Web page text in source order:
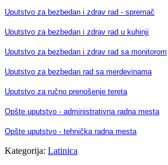
Uputstvo za bezbedan i zdrav rad - spremač
Uputstvo za bezbedan i zdrav rad u kuhinji
Uputstvo za bezbedan i zdrav rad sa monitorom
Uputstvo za bezbedan rad sa merdevinama
Uputstvo za ručno prenošenje tereta
Opšte uputstvo - administrativna radna mesta
Opšte uputstvo - tehnička radna mesta
Kategorija: Latinica